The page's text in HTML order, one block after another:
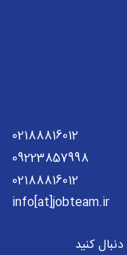
02188816012
09223857998
02188816012
info[at]jobteam.ir
کنید